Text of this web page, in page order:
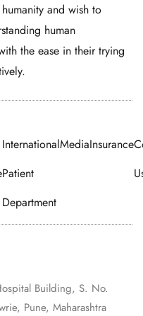
and wish to
human
the ease in their trying
International
Patient
Department
MediaInsurance
Building, S. No.
Pune, Maharashtra